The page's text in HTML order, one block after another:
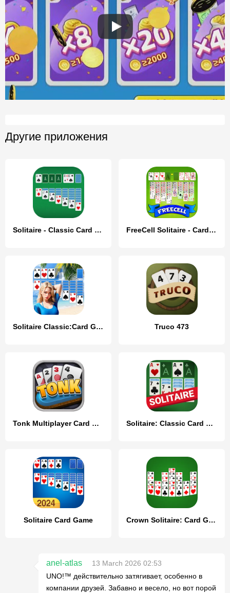
Другие приложения
Solitaire - Classic Card Game FreeCell Solitaire - Card Game
Solitaire Classic:Card Game Truco 473
Tonk Multiplayer Card Game Solitaire: Classic Card Game
Solitaire Card Game Crown Solitaire: Card Game
anel-atlas
13 March 2026 02:53
UNO!™ действительно затягивает, особенно в
компании друзей. Забавно и весело, но вот порой